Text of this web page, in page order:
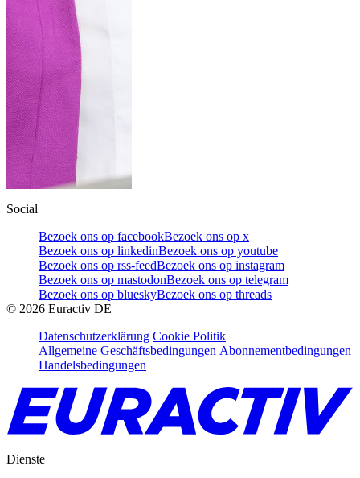
Social
Bezoek ons op facebookBezoek ons op x
Bezoek ons op linkedinBezoek ons op youtube
Bezoek ons op rss-feedBezoek ons op instagram
Bezoek ons op mastodonBezoek ons op telegram
Bezoek ons op blueskyBezoek ons op threads
© 2026 Euractiv DE
Datenschutzerklärung Cookie Politik
Allgemeine Geschäftsbedingungen Abonnementbedingungen
Handelsbedingungen
Dienste